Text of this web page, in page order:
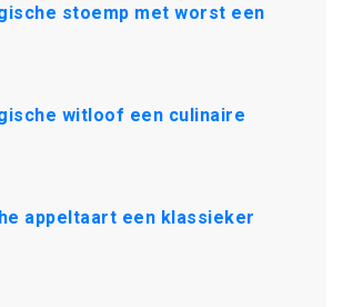
stoemp met worst een
witloof een culinaire
appeltaart een klassieker